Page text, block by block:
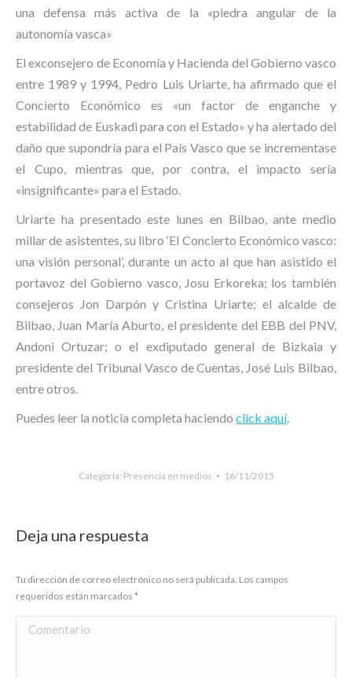
una defensa más activa de la «piedra angular de la
autonomía vasca»
El exconsejero de Economía y Hacienda del Gobierno vasco
entre 1989 y 1994, Pedro Luis Uriarte, ha afirmado que el
Concierto Económico es «un factor de enganche y
estabilidad de Euskadi para con el Estado» y ha alertado del
daño que supondría para el País Vasco que se incrementase
el Cupo, mientras que, por contra, el impacto sería
«insignificante» para el Estado.
Uriarte ha presentado este lunes en Bilbao, ante medio
millar de asistentes, su libro ‘El Concierto Económico vasco:
una visión personal’, durante un acto al que han asistido el
portavoz del Gobierno vasco, Josu Erkoreka; los también
consejeros Jon Darpón y Cristina Uriarte; el alcalde de
Bilbao, Juan María Aburto, el presidente del EBB del PNV,
Andoni Ortuzar; o el exdiputado general de Bizkaia y
presidente del Tribunal Vasco de Cuentas, José Luis Bilbao,
entre otros.
Puedes leer la noticia completa haciendo click aquí.
Categoría: Presencia en medios 16/11/2015
Deja una respuesta
Tu dirección de correo electrónico no será publicada. Los campos
requeridos están marcados *
Comentario